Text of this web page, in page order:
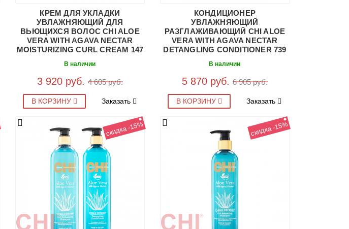
КРЕМ ДЛЯ УКЛАДКИ
УВЛАЖНЯЮЩИЙ ДЛЯ
ВЬЮЩИХСЯ ВОЛОС CHI ALOE
VERA WITH AGAVA NECTAR
MOISTURIZING CURL CREAM 147
В наличии
3 920 руб. 4 605 руб.
В КОРЗИНУ Заказать
КОНДИЦИОНЕР
УВЛАЖНЯЮЩИЙ
РАЗГЛАЖИВАЮЩИЙ CHI ALOE
VERA WITH AGAVA NECTAR
DETANGLING CONDITIONER 739
В наличии
5 870 руб. 6 905 руб.
В КОРЗИНУ Заказать
скидка -15% скидка -15%